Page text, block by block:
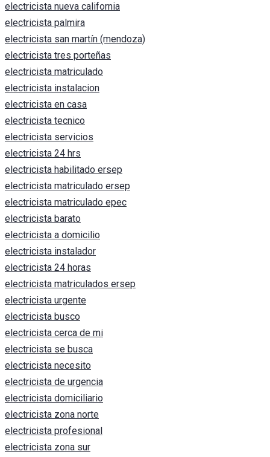
electricista nueva california
electricista palmira
electricista san martín (mendoza)
electricista tres porteñas
electricista matriculado
electricista instalacion
electricista en casa
electricista tecnico
electricista servicios
electricista 24 hrs
electricista habilitado ersep
electricista matriculado ersep
electricista matriculado epec
electricista barato
electricista a domicilio
electricista instalador
electricista 24 horas
electricista matriculados ersep
electricista urgente
electricista busco
electricista cerca de mi
electricista se busca
electricista necesito
electricista de urgencia
electricista domiciliario
electricista zona norte
electricista profesional
electricista zona sur